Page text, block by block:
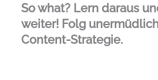
So what? Lern daraus
weiter! Folg
Content-Strategie.